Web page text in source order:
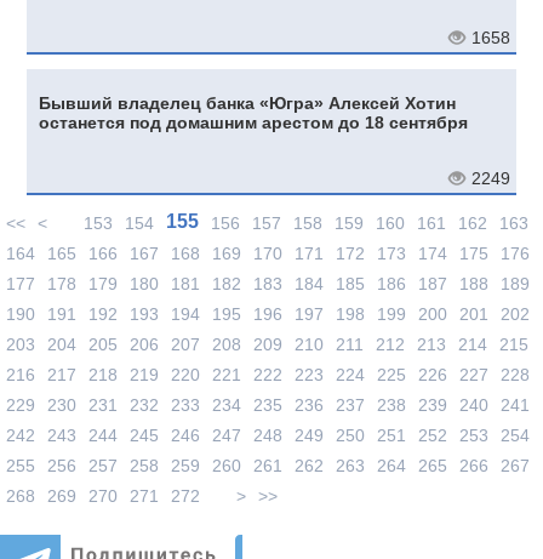
1658
Бывший владелец банка «Югра» Алексей Хотин
останется под домашним арестом до 18 сентября
2249
<< < 153 154 155 156 157 158 159 160 161 162
163
164
165 166 167 168 169 170 171 172 173 174 175
176
177
178 179 180 181 182 183 184 185 186 187 188
189
190
191 192 193 194 195 196 197 198 199 200 201
202
203
204 205 206 207 208 209 210 211 212 213 214
215
216
217 218 219 220 221 222 223 224 225 226 227
228
229
230 231 232 233 234 235 236 237 238 239 240
241
242
243 244 245 246 247 248 249 250 251 252 253
254
255
256 257 258 259 260 261 262 263 264 265 266
267
268
269 270 271 272 > >>